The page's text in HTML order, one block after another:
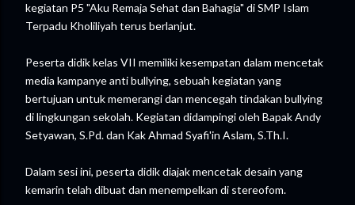
kegiatan P5 "Aku Remaja Sehat dan Bahagia" di SMP Islam
Terpadu Kholiliyah terus berlanjut.
Peserta didik kelas VII memiliki kesempatan dalam mencetak
media kampanye anti bullying, sebuah kegiatan yang
bertujuan untuk memerangi dan mencegah tindakan bullying
di lingkungan sekolah. Kegiatan didampingi oleh Bapak Andy
Setyawan, S.Pd. dan Kak Ahmad Syafi'in Aslam, S.Th.I.
Dalam sesi ini, peserta didik diajak mencetak desain yang
kemarin telah dibuat dan menempelkan di stereofom.